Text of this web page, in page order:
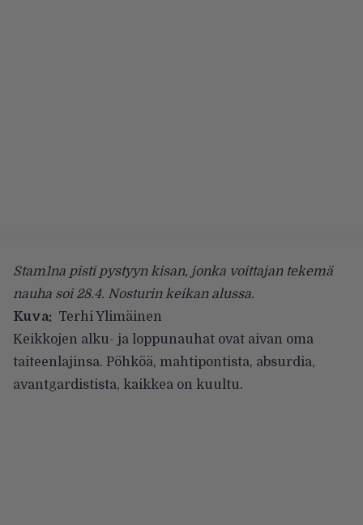
Stam1na pisti pystyyn kisan, jonka voittajan tekemä
nauha soi 28.4. Nosturin keikan alussa.
Kuva: Terhi Ylimäinen
Keikkojen alku- ja loppunauhat ovat aivan oma
taiteenlajinsa. Pöhköä, mahtipontista, absurdia,
avantgardistista, kaikkea on kuultu.